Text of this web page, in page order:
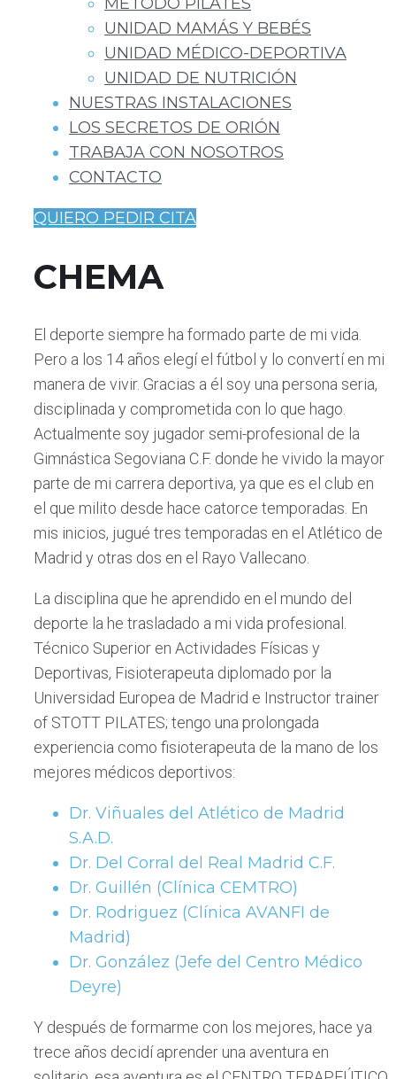
UNIDAD MAMÁS Y BEBÉS
UNIDAD MÉDICO-DEPORTIVA
UNIDAD DE NUTRICIÓN
NUESTRAS INSTALACIONES
LOS SECRETOS DE ORIÓN
TRABAJA CON NOSOTROS
CONTACTO
QUIERO PEDIR CITA
CHEMA
El deporte siempre ha formado parte de mi vida.
Pero a los 14 años elegí el fútbol y lo convertí en mi
manera de vivir. Gracias a él soy una persona seria,
disciplinada y comprometida con lo que hago.
Actualmente soy jugador semi-profesional de la
Gimnástica Segoviana C.F. donde he vivido la mayor
parte de mi carrera deportiva, ya que es el club en
el que milito desde hace catorce temporadas. En
mis inicios, jugué tres temporadas en el Atlético de
Madrid y otras dos en el Rayo Vallecano.
La disciplina que he aprendido en el mundo del
deporte la he trasladado a mi vida profesional.
Técnico Superior en Actividades Físicas y
Deportivas, Fisioterapeuta diplomado por la
Universidad Europea de Madrid e Instructor trainer
of STOTT PILATES; tengo una prolongada
experiencia como fisioterapeuta de la mano de los
mejores médicos deportivos:
Dr. Viñuales del Atlético de Madrid
S.A.D.
Dr. Del Corral del Real Madrid C.F.
Dr. Guillén (Clínica CEMTRO)
Dr. Rodriguez (Clínica AVANFI de
Madrid)
Dr. González (Jefe del Centro Médico
Deyre)
Y después de formarme con los mejores, hace ya
trece años decidí aprender una aventura en